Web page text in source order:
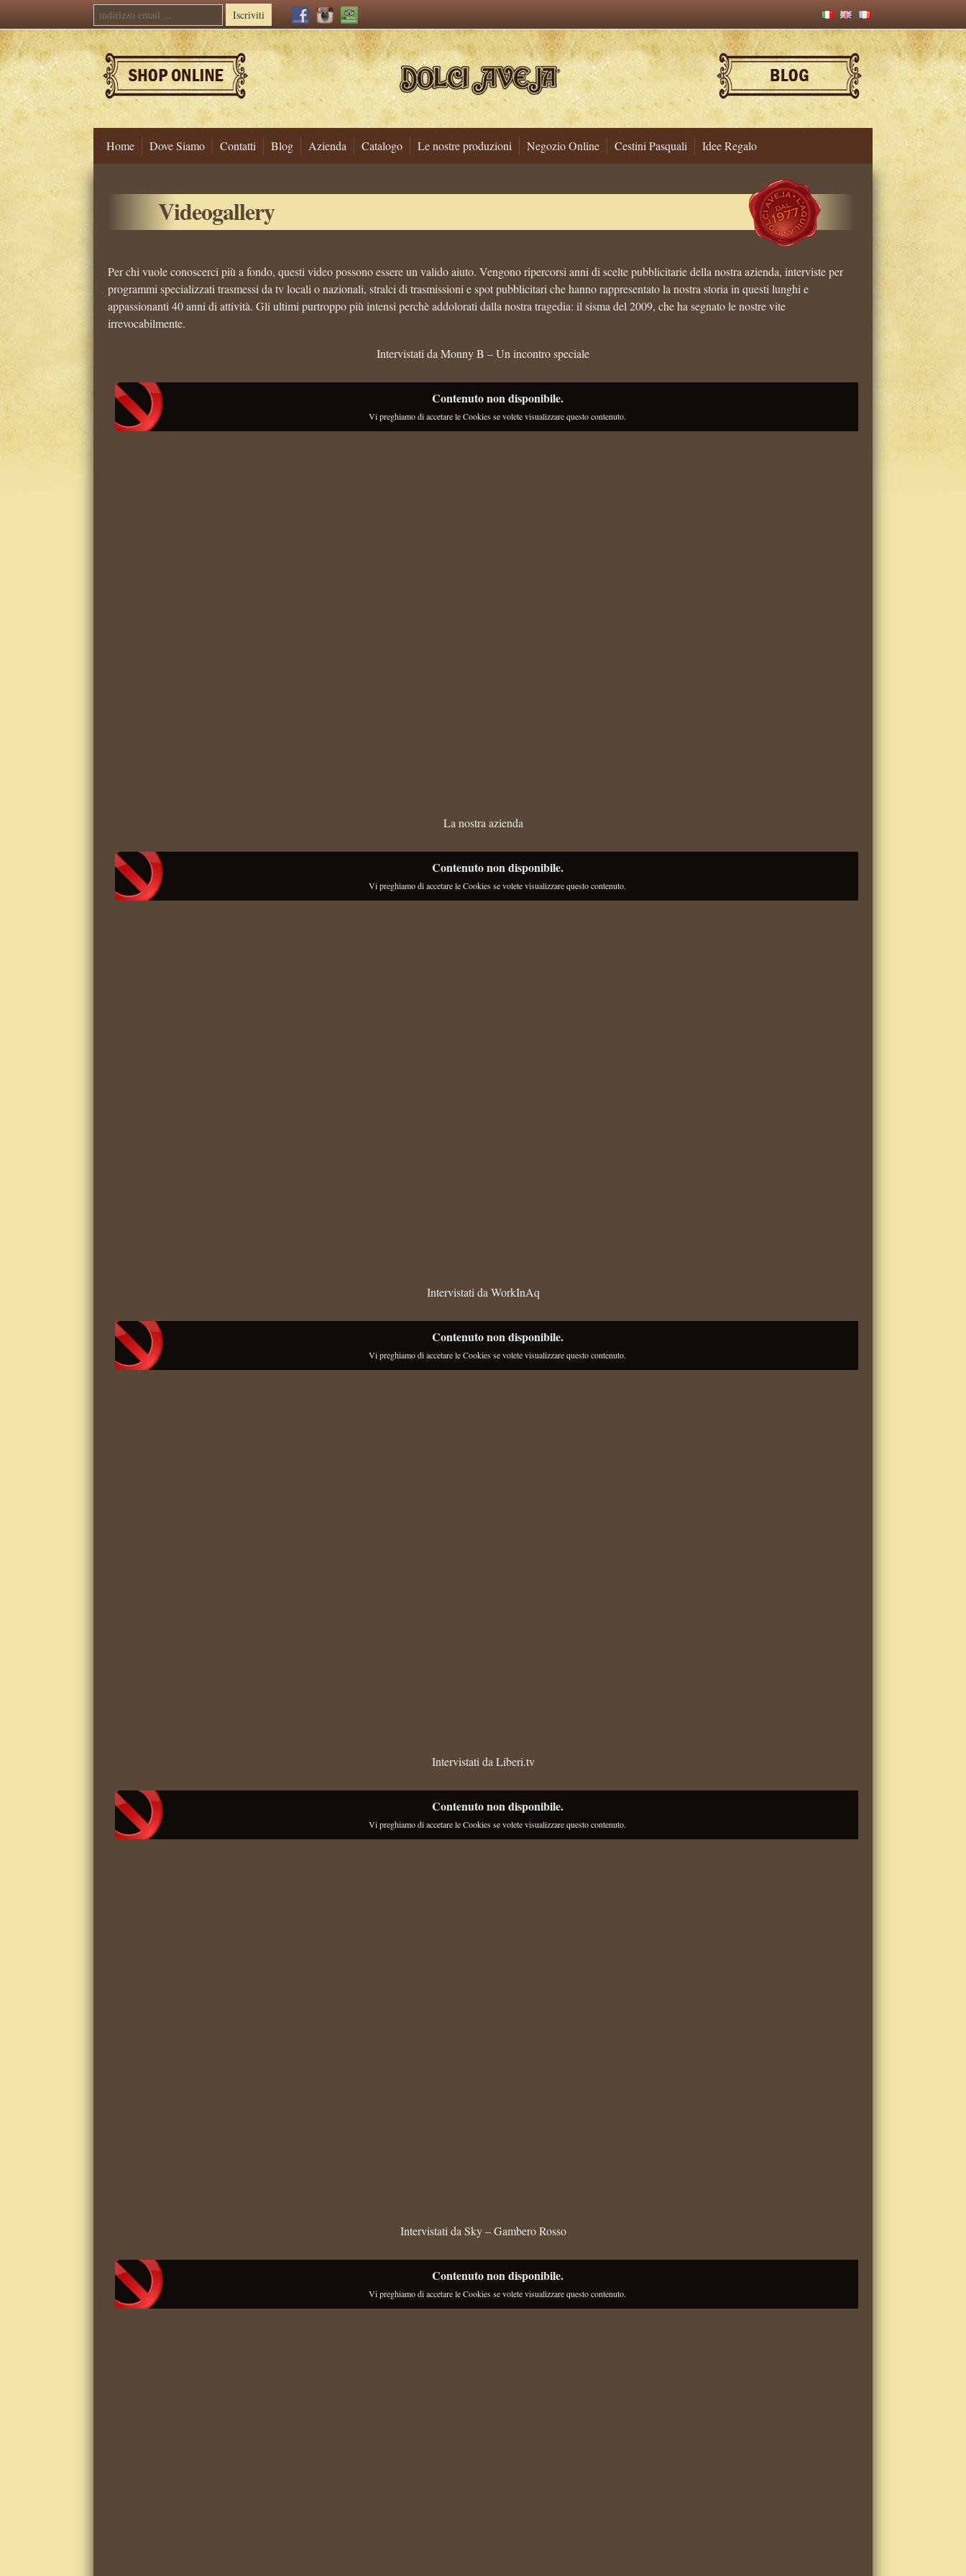
Iscriviti
Home Dove Siamo Contatti Blog Azienda Catalogo Le nostre produzioni Negozio Online Cestini Pasquali
Idee Regalo
Skip
Videogallery
Per chi vuole conoscerci più a fondo, questi video possono essere un valido aiuto. Vengono ripercorsi anni di scelte pubblicitarie della nostra azienda, interviste per
programmi specializzati trasmessi da tv locali o nazionali, stralci di trasmissioni e spot pubblicitari che hanno rappresentato la nostra storia in questi lunghi e
appassionanti 40 anni di attività. Gli ultimi purtroppo più intensi perchè addolorati dalla nostra tragedia: il sisma del 2009, che ha segnato le nostre vite
irrevocabilmente.
Intervistati da Monny B – Un incontro speciale
Contenuto non disponibile.
Vi preghiamo di accetare le Cookies se volete visualizzare questo contenuto.
La nostra azienda
Contenuto non disponibile.
Vi preghiamo di accetare le Cookies se volete visualizzare questo contenuto.
Intervistati da WorkInAq
Contenuto non disponibile.
Vi preghiamo di accetare le Cookies se volete visualizzare questo contenuto.
Intervistati da Liberi.tv
Contenuto non disponibile.
Vi preghiamo di accetare le Cookies se volete visualizzare questo contenuto.
Intervistati da Sky – Gambero Rosso
Contenuto non disponibile.
Vi preghiamo di accetare le Cookies se volete visualizzare questo contenuto.